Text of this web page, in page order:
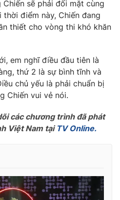
897 897
VTV.vn khi phát hành lại
sẽ phải đối mặt cùng
điểm này, Chiến đang
thiết cho vòng thi khó khăn
em nghĩ điều đầu tiên là
thứ 2 là sự bình tĩnh và
chủ yếu là phải chuẩn bị
Chiến vui vẻ nói.
các chương trình đã phát
Việt Nam tạiTV Online.